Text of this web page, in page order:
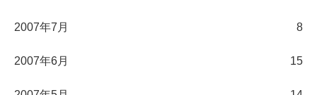
2007年7月 8
2007年6月 15